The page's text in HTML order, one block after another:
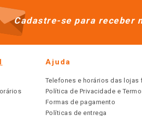
Cadastre-se para receber
Ajuda
Telefones e horários das lojas
Política de Privacidade e
Formas de pagamento
Políticas de entrega